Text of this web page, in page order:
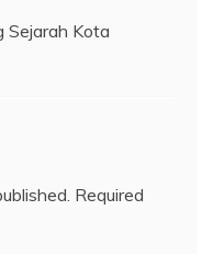
Sejarah Kota
Required